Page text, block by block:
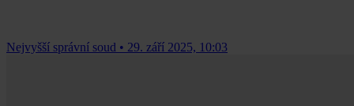
Nejvyšší správní soud • 29. září 2025, 10:03